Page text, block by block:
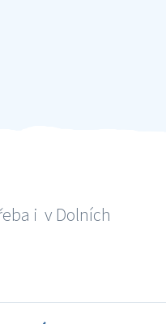
i v Dolních